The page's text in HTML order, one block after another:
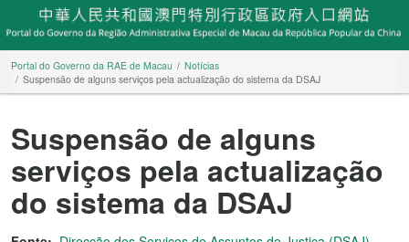
Portal do Governo da RAE de Macau
Notícias
Suspensão de alguns serviços pela actualização do sistema da DSAJ
Suspensão de alguns
serviços pela actualização
do sistema da DSAJ